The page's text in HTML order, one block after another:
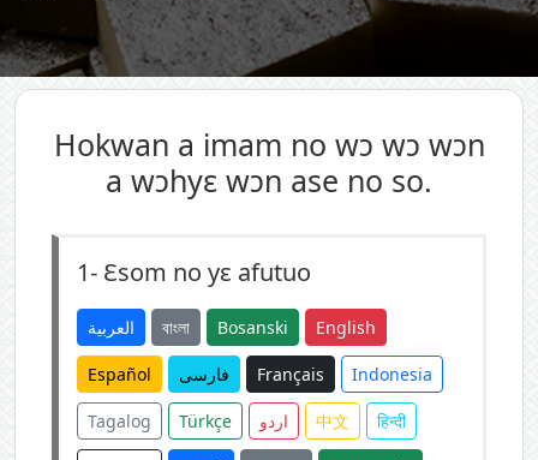
Hokwan a imam no wɔ wɔ wɔn
a wɔhyɛ wɔn ase no so.
1- Ɛsom no yɛ afutuo
العربية বাংলা Bosanski English
Español فارسی Français Indonesia
Tagalog Türkçe اردو 中文 हिन्दी